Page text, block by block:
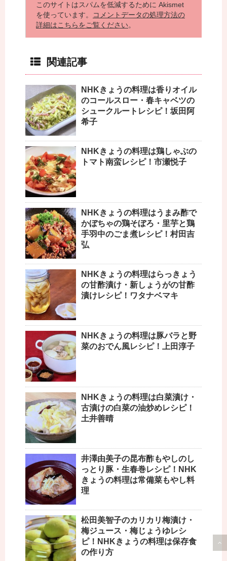
このサイトはスパムを低減するために Akismet
を使っています。
コメントデータの処理方法の
詳細はこちらをご覧ください。
関連記事
NHKきょうの料理は香りオイル
のコールスロー・春キャベツの
シュークルートレシピ！坂田阿
希子
NHKきょうの料理は鶏しゃぶの
トマト南蛮レシピ！市瀬悦子
NHKきょうの料理はうまみ酢で
かぼちゃの鶏そぼろ・里芋と鶏
手羽中のごま煮レシピ！村田吉
弘
NHKきょうの料理はらっきょう
の甘酢漬け・新しょうがの甘酢
漬けレシピ！ワタナベマキ
NHKきょうの料理は豚バラと野
菜のおでん風レシピ！上田淳子
NHKきょうの料理は白菜漬け・
古漬けの白菜の油炒めレシピ！
土井善晴
井澤由美子の昆布酢もやしのし
っとり豚・生春巻レシピ！NHK
きょうの料理は常備菜もやし料
理
松田美智子のカリカリ梅漬け・
梅ジュース・梅じょうゆレシ
ピ！NHKきょうの料理は保存食
の作り方